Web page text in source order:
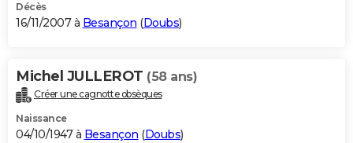
Décès
16/11/2007 à Besançon (Doubs)
Michel JULLEROT (58 ans)
Créer une cagnotte obsèques
Naissance
04/10/1947 à Besançon (Doubs)